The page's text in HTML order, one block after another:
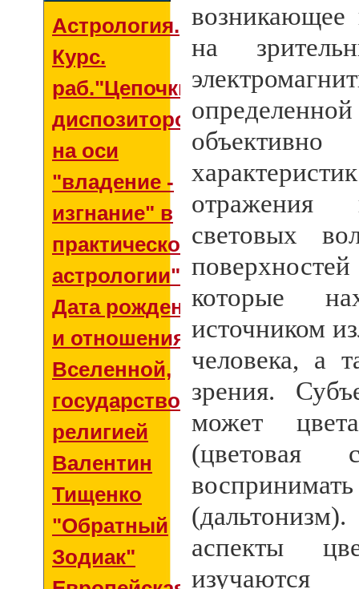
Астрология.
Курс.
раб."Цепочки
диспозиторов
на оси
"владение -
изгнание" в
практической
астрологии"
Дата рождения
и отношения со
Вселенной,
государством и
религией
Валентин
Тищенко
"Обратный
Зодиак"
возникающее
на
отражения
световых
которые
источником
человека, а
зрения.
может
(цветовая
аспекты